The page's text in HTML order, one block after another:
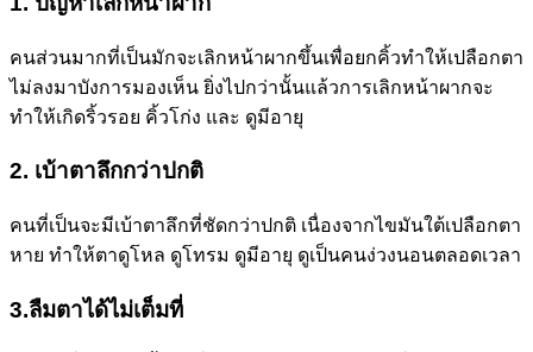
คนส่วนมากที่เป็นมักจะเลิกหน้าผากขึ้นเพื่อยกคิ้วทำให้เปลือกตา
ไม่ลงมาบังการมองเห็น ยิ่งไปกว่านั้นแล้วการเลิกหน้าผากจะ
ทำให้เกิดริ้วรอย คิ้วโก่ง และ ดูมีอายุ
2. เบ้าตาลึกกว่าปกติ
คนที่เป็นจะมีเบ้าตาลึกที่ชัดกว่าปกติ เนื่องจากไขมันใต้เปลือกตา
หาย ทำให้ตาดูโหล ดูโทรม ดูมีอายุ ดูเป็นคนง่วงนอนตลอดเวลา
3.ลืมตาได้ไม่เต็มที่